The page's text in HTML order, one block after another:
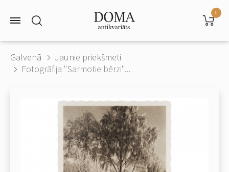
0
Galvenā
Jaunie priekšmeti
Fotogrāfija "Sarmotie bērzi"...